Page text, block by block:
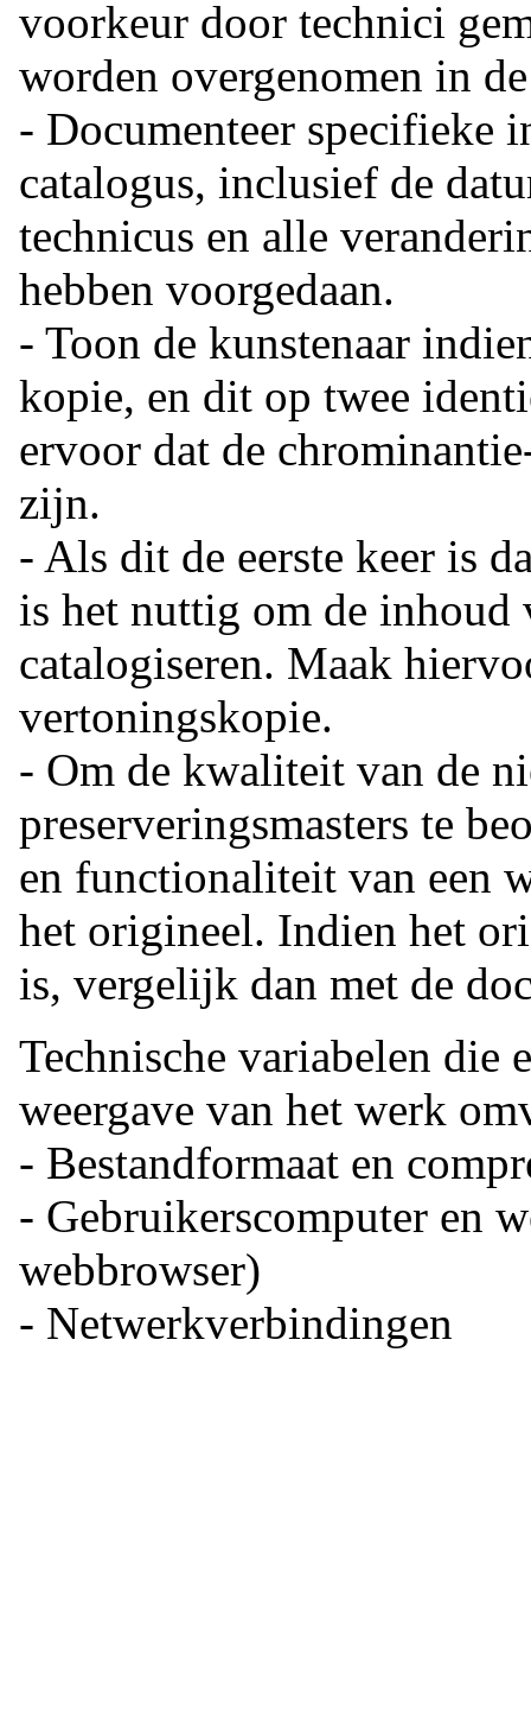
voorkeur door technici
worden overgenomen in
- Documenteer specifieke
catalogus, inclusief de
technicus en alle
hebben voorgedaan.
- Toon de kunstenaar
kopie, en dit op twee
ervoor dat de
zijn.
- Als dit de eerste keer is
is het nuttig om de inhoud
catalogiseren. Maak
vertoningskopie.
- Om de kwaliteit van de
preserveringsmasters te
en functionaliteit van een
het origineel. Indien het
is, vergelijk dan met de
Technische variabelen die
weergave van het werk
- Bestandformaat en
- Gebruikerscomputer en
webbrowser)
- Netwerkverbindingen